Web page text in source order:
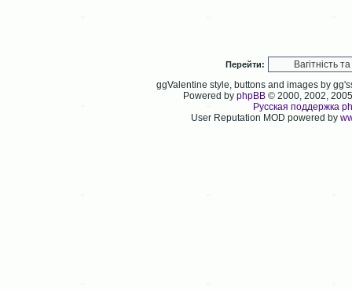
Перейти:
ggValentine style, buttons and images by
Powered byphpBB © 2000, 2002,
Русская поддержка
User Reputation MOD powered by